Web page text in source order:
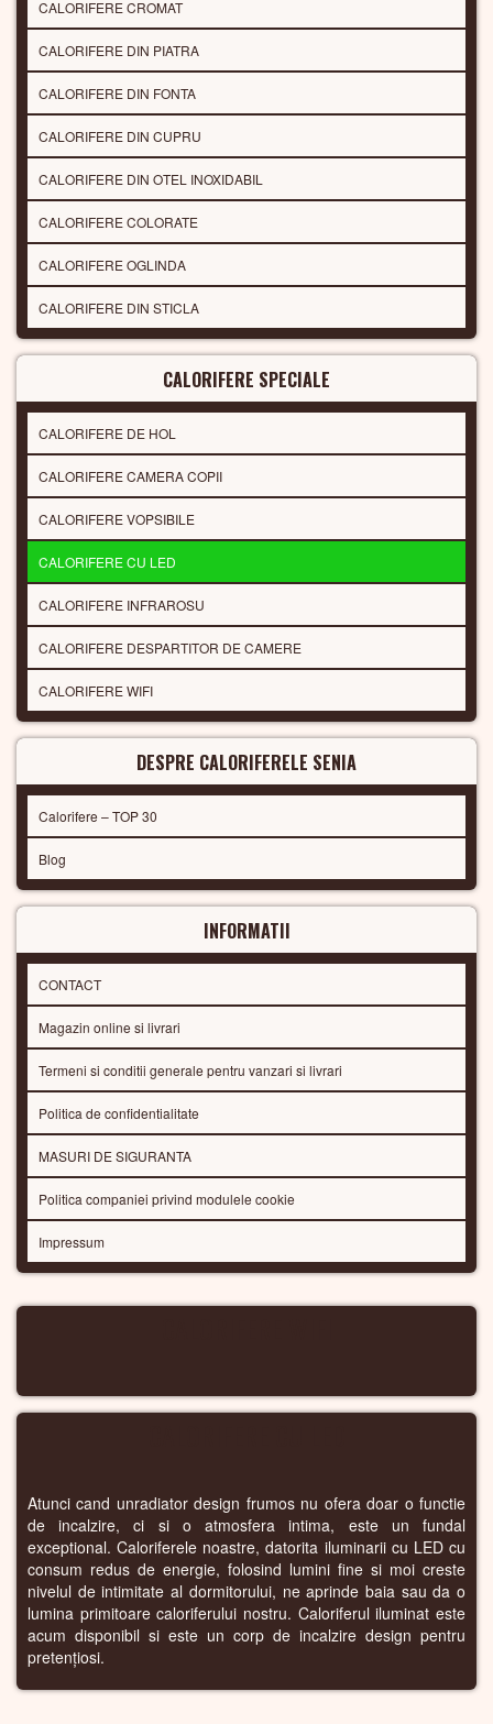
CALORIFERE CROMAT
CALORIFERE DIN PIATRA
CALORIFERE DIN FONTA
CALORIFERE DIN CUPRU
CALORIFERE DIN OTEL INOXIDABIL
CALORIFERE COLORATE
CALORIFERE OGLINDA
CALORIFERE DIN STICLA
CALORIFERE SPECIALE
CALORIFERE DE HOL
CALORIFERE CAMERA COPII
CALORIFERE VOPSIBILE
CALORIFERE CU LED
CALORIFERE INFRAROSU
CALORIFERE DESPARTITOR DE CAMERE
CALORIFERE WIFI
DESPRE CALORIFERELE SENIA
Calorifere – TOP 30
Blog
INFORMATII
CONTACT
Magazin online si livrari
Termeni si conditii generale pentru vanzari si livrari
Politica de confidentialitate
MASURI DE SIGURANTA
Politica companiei privind modulele cookie
Impressum
Atunci cand unradiator design frumos nu ofera doar o functie
de incalzire, ci si o atmosfera intima, este un fundal
exceptional. Caloriferele noastre, datorita iluminarii cu LED cu
consum redus de energie, folosind lumini fine si moi creste
nivelul de intimitate al dormitorului, ne aprinde baia sau da o
lumina primitoare caloriferului nostru. Caloriferul iluminat este
acum disponibil si este un corp de incalzire design pentru
pretențiosi.